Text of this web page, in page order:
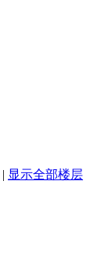
| 显示全部楼层